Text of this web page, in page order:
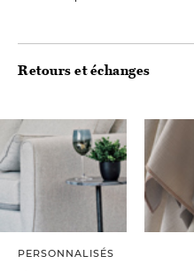
Retours et échanges
PERSONNALISÉS